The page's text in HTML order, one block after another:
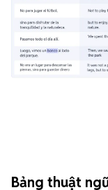
Bảng thuật